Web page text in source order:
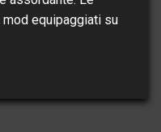
equipaggiati su